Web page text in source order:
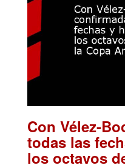
Con Vélez-
todas las
los octavos